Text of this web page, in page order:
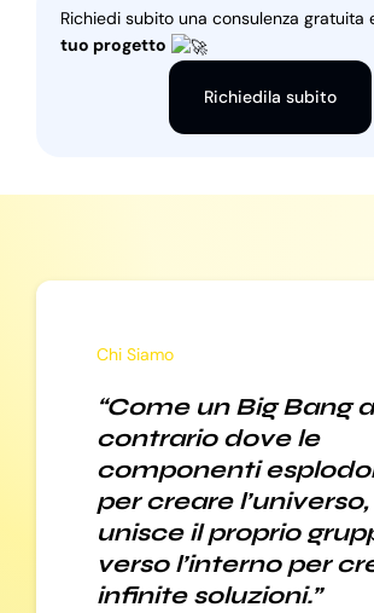
Richiedi subito una consulenza gratuita
tuo progetto
Richiedila subito
Chi Siamo
“Come un Big Bang
contrario dove le
componenti
per creare
unisce il proprio
verso l’interno per
infinite soluzioni.”